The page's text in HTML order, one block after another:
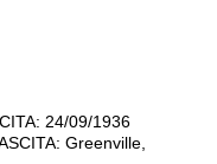
24/09/1936
Greenville,